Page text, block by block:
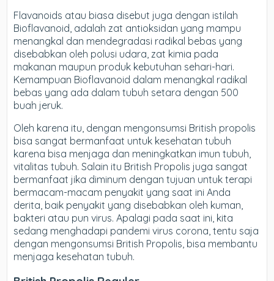
Flavanoids atau biasa disebut juga dengan istilah
Bioflavanoid, adalah zat antioksidan yang mampu
menangkal dan mendegradasi radikal bebas yang
disebabkan oleh polusi udara, zat kimia pada
makanan maupun produk kebutuhan sehari-hari.
Kemampuan Bioflavanoid dalam menangkal radikal
bebas yang ada dalam tubuh setara dengan 500
buah jeruk.
Oleh karena itu, dengan mengonsumsi British propolis
bisa sangat bermanfaat untuk kesehatan tubuh
karena bisa menjaga dan meningkatkan imun tubuh,
vitalitas tubuh. Salain itu British Propolis juga sangat
bermanfaat jika diminum dengan tujuan untuk terapi
bermacam-macam penyakit yang saat ini Anda
derita, baik penyakit yang disebabkan oleh kuman,
bakteri atau pun virus. Apalagi pada saat ini, kita
sedang menghadapi pandemi virus corona, tentu saja
dengan mengonsumsi British Propolis, bisa membantu
menjaga kesehatan tubuh.